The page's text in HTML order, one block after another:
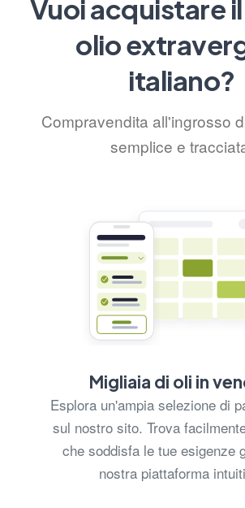
Vuoi acquistare
olio
italiano?
Compravendita all'ingrosso
semplice e
Migliaia di oli in
Esplora un'ampia selezione di
sul nostro sito. Trova
che soddisfa le tue esigenze
nostra piattaforma